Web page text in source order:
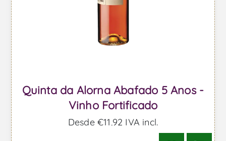
Quinta da Alorna Abafado 5 Anos -
Vinho Fortificado
Desde €11,92 IVA incl.